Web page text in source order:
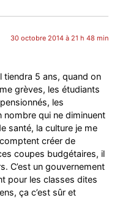
30 octobre 2014 à 21 h 48 min
tiendra 5 ans, quand on
grèves, les étudiants
les
nombre qui ne diminuent
santé, la culture je me
créer de
coupes budgétaires, il
C’est un gouvernement
pour les classes dites
ça c’est sûr et